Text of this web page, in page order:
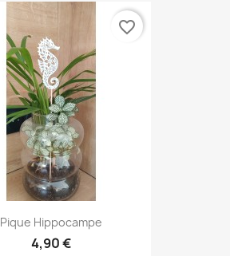
Pique Hippocampe
4,90 €
favorite_border